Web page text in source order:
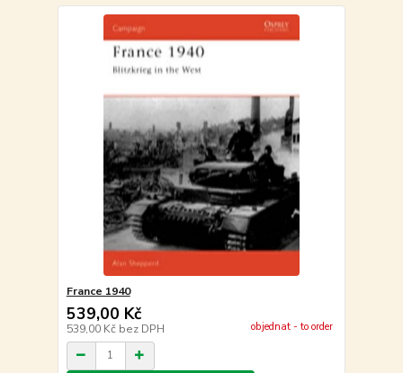
France 1940
539,00 Kč
539,00 Kč bez DPH objednat - to order